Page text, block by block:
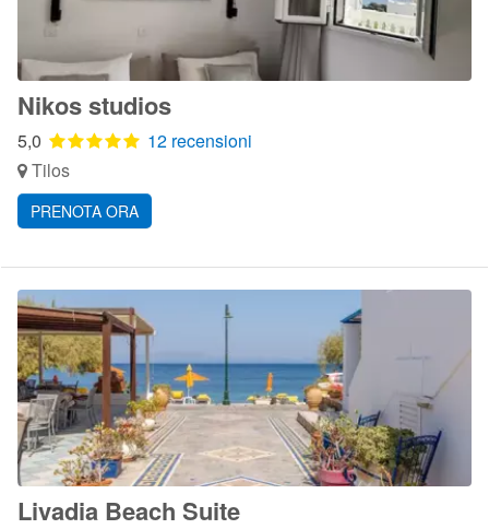
Nikos studios
5,0
12 recensioni
Tilos
PRENOTA ORA
Livadia Beach Suite